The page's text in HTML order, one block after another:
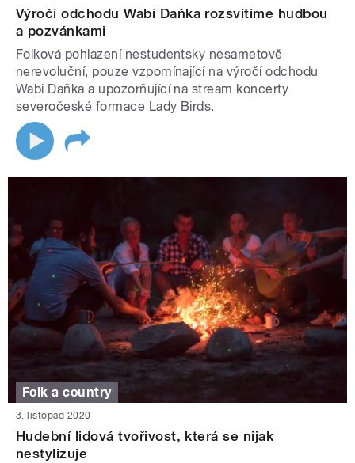
Výročí odchodu Wabi Daňka rozsvítíme hudbou
a pozvánkami
Folková pohlazení nestudentsky nesametově
nerevoluční, pouze vzpomínající na výročí odchodu
Wabi Daňka a upozorňující na stream koncerty
severočeské formace Lady Birds.
Folk a country
3. listopad 2020
Hudební lidová tvořivost, která se nijak
nestylizuje